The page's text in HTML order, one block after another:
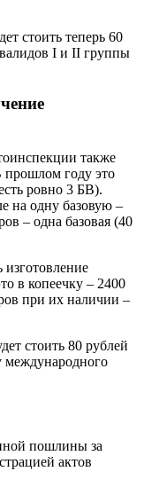
стоить теперь 60
I и II группы
также
прошлом году это
ровно 3 БВ).
на одну базовую –
– одна базовая (40
в копеечку – 2400
при их наличии –
стоить 80 рублей
международного
пошлины за
актов